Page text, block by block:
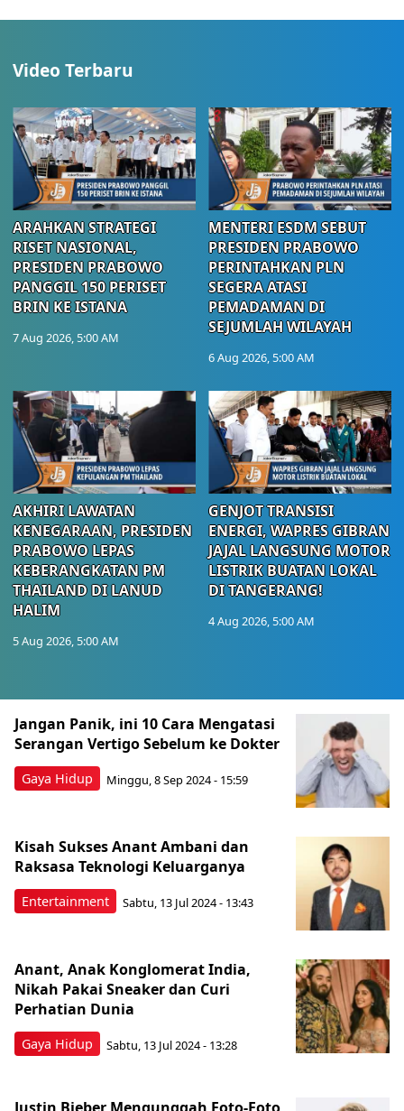
Video Terbaru
ARAHKAN STRATEGI
RISET NASIONAL,
PRESIDEN PRABOWO
PANGGIL 150 PERISET
BRIN KE ISTANA
7 Aug 2026, 5:00 AM
MENTERI ESDM SEBUT
PRESIDEN PRABOWO
PERINTAHKAN PLN
SEGERA ATASI
PEMADAMAN DI
SEJUMLAH WILAYAH
6 Aug 2026, 5:00 AM
AKHIRI LAWATAN
KENEGARAAN, PRESIDEN
PRABOWO LEPAS
KEBERANGKATAN PM
THAILAND DI LANUD
HALIM
5 Aug 2026, 5:00 AM
GENJOT TRANSISI
ENERGI, WAPRES GIBRAN
JAJAL LANGSUNG MOTOR
LISTRIK BUATAN LOKAL
DI TANGERANG!
4 Aug 2026, 5:00 AM
Gaya Hidup
Jangan Panik, ini 10 Cara Mengatasi
Serangan Vertigo Sebelum ke Dokter
Minggu, 8 Sep 2024 - 15:59
Entertainment
Kisah Sukses Anant Ambani dan
Raksasa Teknologi Keluarganya
Sabtu, 13 Jul 2024 - 13:43
Gaya Hidup
Anant, Anak Konglomerat India,
Nikah Pakai Sneaker dan Curi
Perhatian Dunia
Sabtu, 13 Jul 2024 - 13:28